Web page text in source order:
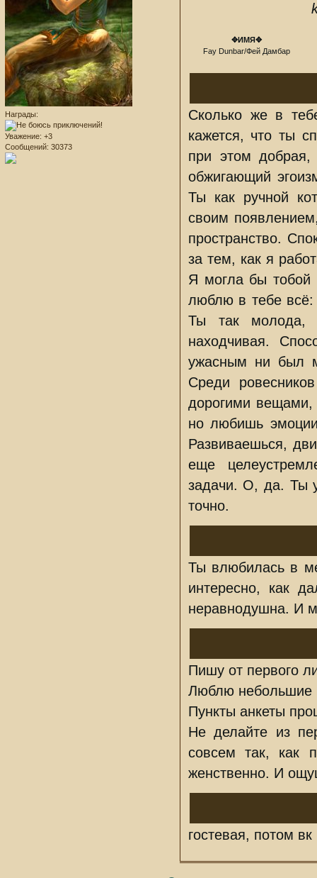
Награды:
Уважение: +3
Сообщений: 30373
✥ИМЯ✥
Fay Dunbar/Фей Дамбар
Сколько же в
кажется, что ты
при этом
обжигающий
Ты как ручной
своим
пространство.
за тем, как я
Я могла бы тобой
люблю в тебе всё:
Ты так молода,
находчивая.
ужасным ни был
Среди
дорогими вещами,
но любишь
Развиваешься,
еще
задачи. О, да. Ты
точно.
Ты влюбилась в
интересно, как
неравнодушна. И
Пишу от первого
Люблю небольшие
Пункты анкеты
Не делайте из
совсем так, как
женственно. И
гостевая, потом вк